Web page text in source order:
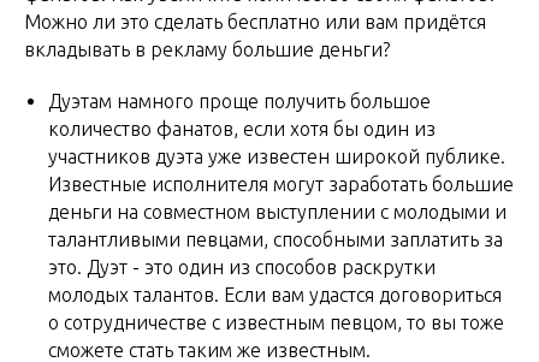
Можно ли это сделать бесплатно или вам придётся
вкладывать в рекламу большие деньги?
Дуэтам намного проще получить большое
количество фанатов, если хотя бы один из
участников дуэта уже известен широкой публике.
Известные исполнителя могут заработать большие
деньги на совместном выступлении с молодыми и
талантливыми певцами, способными заплатить за
это. Дуэт - это один из способов раскрутки
молодых талантов. Если вам удастся договориться
о сотрудничестве с известным певцом, то вы тоже
сможете стать таким же известным.